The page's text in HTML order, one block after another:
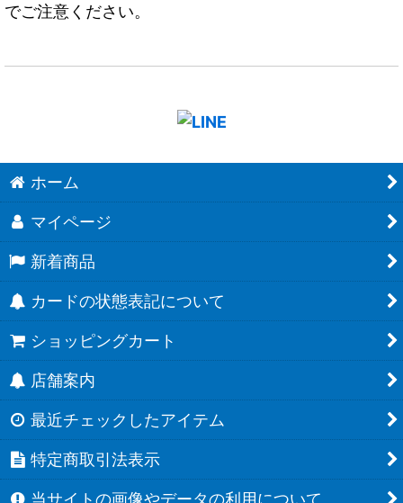
でご注意ください。
ホーム
マイページ
新着商品
カードの状態表記について
ショッピングカート
店舗案内
最近チェックしたアイテム
特定商取引法表示
当サイトの画像やデータの利用について